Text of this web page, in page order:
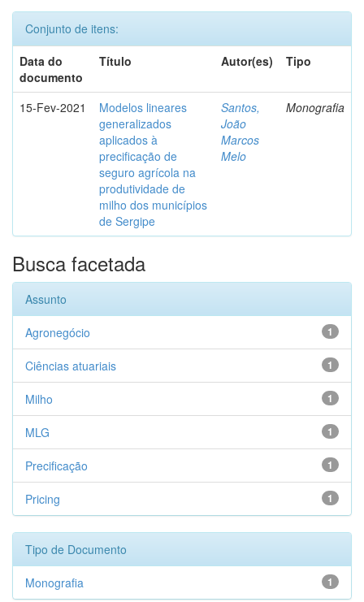
Conjunto de itens:
Data do
documento
Título Autor(es) Tipo
15-Fev-2021
Modelos lineares
generalizados
aplicados à
precificação de
seguro agrícola na
produtividade de
milho dos municípios
de Sergipe
Santos,
João
Marcos
Melo
Monografia
Busca facetada
Assunto
1
Agronegócio
1
Ciências atuariais
1
Milho
1
MLG
1
Precificação
1
Pricing
Tipo de Documento
1
Monografia